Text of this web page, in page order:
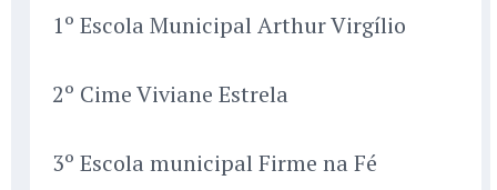
1º Escola Municipal Arthur Virgílio
2º Cime Viviane Estrela
3º Escola municipal Firme na Fé